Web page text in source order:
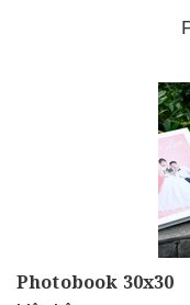
Photobook 30x30